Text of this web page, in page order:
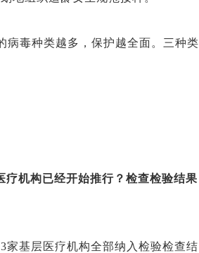
病毒种类越多，保护越全面。三种类
机构已经开始推行？检查检验结果
家基层医疗机构全部纳入检验检查结